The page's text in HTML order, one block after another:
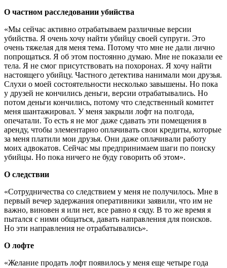
О частном расследовании убийства
«Мы сейчас активно отрабатываем различные версии
убийства. Я очень хочу найти убийцу своей супруги. Это
очень тяжелая для меня тема. Потому что мне не дали лично
попрощаться. Я об этом постоянно думаю. Мне не показали ее
тела. Я не смог присутствовать на похоронах. Я хочу найти
настоящего убийцу. Частного детектива нанимали мои друзья.
Слухи о моей состоятельности несколько завышены. Но пока
у друзей не кончились деньги, версии отрабатывались. Но
потом деньги кончились, потому что следственный комитет
меня шантажировал. У меня закрыли лофт на полгода,
опечатали. То есть я не мог даже сдавать эти помещения в
аренду, чтобы элементарно оплачивать свои кредиты, которые
за меня платили мои друзья. Они даже оплачивали работу
моих адвокатов. Сейчас мы предпринимаем шаги по поиску
убийцы. Но пока ничего не буду говорить об этом».
О следствии
«Сотрудничества со следствием у меня не получилось. Мне в
первый вечер задержания оперативники заявили, что им не
важно, виновен я или нет, все равно я сяду. В то же время я
пытался с ними общаться, давать направления для поисков.
Но эти направления не отрабатывались».
О лофте
«Желание продать лофт появилось у меня еще четыре года